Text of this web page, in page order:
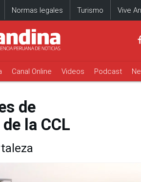
Normas legales Turismo Vive
Canal Online Videos Podcast
de
la CCL